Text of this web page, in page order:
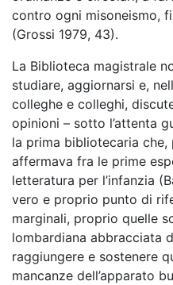
contro ogni misoneismo,
(Grossi 1979, 43).
La Biblioteca magistrale
studiare, aggiornarsi e,
colleghe e colleghi,
opinioni – sotto l’attenta
la prima bibliotecaria
affermava fra le prime
letteratura per l’infanzia
vero e proprio punto di
marginali, proprio quelle
lombardiana abbracciata
raggiungere e sostenere
mancanze dell’apparato